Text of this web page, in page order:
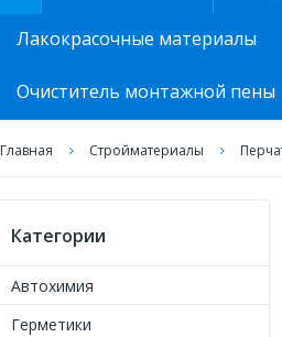
Лакокрасочные материалы
Очиститель монтажной пены
Главная Стройматериалы
Категории
Автохимия
Герметики